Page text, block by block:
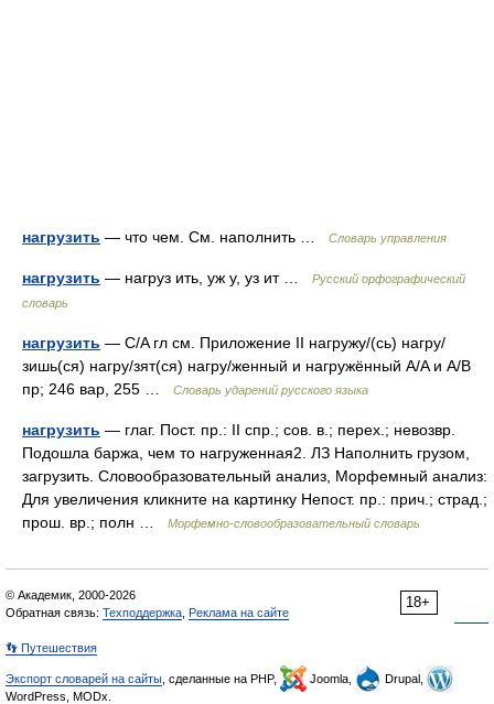
нагрузить — что чем. См. наполнить … Словарь управления
нагрузить — нагруз ить, уж у, уз ит …
Русский орфографический
словарь
нагрузить — C/A гл см. Приложение II нагружу/(сь) нагру/
зишь(ся) нагру/зят(ся) нагру/женный и нагружённый A/A и A/B
пр; 246 вар, 255 …
Словарь ударений русского языка
нагрузить — глаг. Пост. пр.: II спр.; сов. в.; перех.; невозвр.
Подошла баржа, чем то нагруженная2. ЛЗ Наполнить грузом,
загрузить. Словообразовательный анализ, Морфемный анализ:
Для увеличения кликните на картинку Непост. пр.: прич.; страд.;
прош. вр.; полн …
Морфемно-словообразовательный словарь
18+
© Академик, 2000-2026
Обратная связь: Техподдержка Реклама на сайте
👣 Путешествия
Экспорт словарей на сайты , сделанные на PHP, Joomla,
Drupal,
WordPress, MODx.